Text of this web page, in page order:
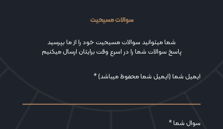
سوالات مسیحیت
شما میتوانید سوالات مسیحیت خود را از ما بپرسید
پاسخ سوالات شما را در اسرع وقت برایتان ارسال میکنیم
ایمیل شما (ایمیل شما محفوظ میباشد) *
سوال شما *